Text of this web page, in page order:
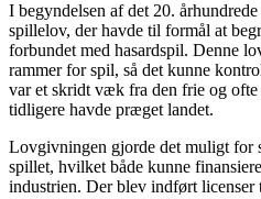
I begyndelsen af det 20.
spillelov, der havde til formål at
forbundet med hasardspil. Denne
rammer for spil, så det kunne
var et skridt væk fra den frie og
tidligere havde præget landet.
Lovgivningen gjorde det muligt for
spillet, hvilket både kunne
industrien. Der blev indført licenser